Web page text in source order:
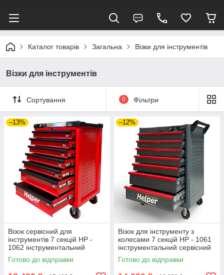
Каталог товарів Загальна Візки для інструментів
Візки для інструментів
Сортування 0 Фільтри
–13%
Візок сервісний для
інструментів 7 секцій HP -
1062 інструментальний
сервісний візок для
автосервісу візок на колесах
Готово до відправки
–12%
Візок для інструменту з
колесами 7 секцій HP - 1061
інструментальний сервісний
візок для автосервісу візок
для сто
Готово до відправки